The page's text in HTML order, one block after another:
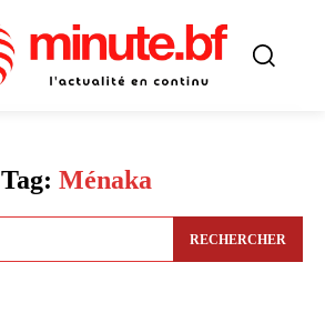
Tag: Ménaka
RECHERCHER